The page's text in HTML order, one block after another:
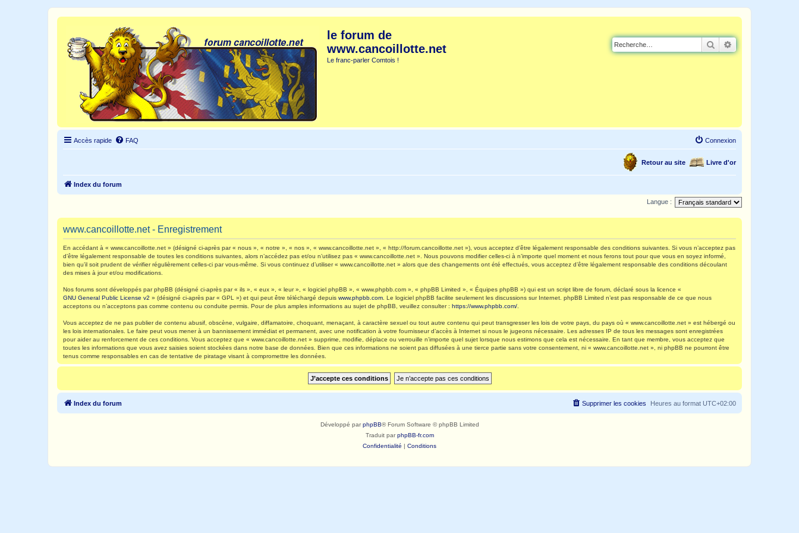
le forum de
www.cancoillotte.net
Le franc-parler Comtois !
Rechercher
Accès rapide FAQ Connexion
Livre d'or
Retour au site
Index du forum
Langue :
www.cancoillotte.net - Enregistrement
En accédant à « www.cancoillotte.net » (désigné ci-après par « nous », « notre », « nos », « www.cancoillotte.net », « http://forum.cancoillotte.net »), vous acceptez d’être légalement responsable des conditions suivantes. Si vous n’acceptez pas
d’être légalement responsable de toutes les conditions suivantes, alors n’accédez pas et/ou n’utilisez pas « www.cancoillotte.net ». Nous pouvons modifier celles-ci à n’importe quel moment et nous ferons tout pour que vous en soyez informé,
bien qu’il soit prudent de vérifier régulièrement celles-ci par vous-même. Si vous continuez d’utiliser « www.cancoillotte.net » alors que des changements ont été effectués, vous acceptez d’être légalement responsable des conditions découlant
des mises à jour et/ou modifications.
Nos forums sont développés par phpBB (désigné ci-après par « ils », « eux », « leur », « logiciel phpBB », « www.phpbb.com », « phpBB Limited », « Équipes phpBB ») qui est un script libre de forum, déclaré sous la licence «
GNU General Public License v2 » (désigné ci-après par « GPL ») et qui peut être téléchargé depuis www.phpbb.com . Le logiciel phpBB facilite seulement les discussions sur Internet. phpBB Limited n’est pas responsable de ce que nous
acceptons ou n’acceptons pas comme contenu ou conduite permis. Pour de plus amples informations au sujet de phpBB, veuillez consulter : https://www.phpbb.com/
Vous acceptez de ne pas publier de contenu abusif, obscène, vulgaire, diffamatoire, choquant, menaçant, à caractère sexuel ou tout autre contenu qui peut transgresser les lois de votre pays, du pays où « www.cancoillotte.net » est hébergé ou
les lois internationales. Le faire peut vous mener à un bannissement immédiat et permanent, avec une notification à votre fournisseur d’accès à Internet si nous le jugeons nécessaire. Les adresses IP de tous les messages sont enregistrées
pour aider au renforcement de ces conditions. Vous acceptez que « www.cancoillotte.net » supprime, modifie, déplace ou verrouille n’importe quel sujet lorsque nous estimons que cela est nécessaire. En tant que membre, vous acceptez que
toutes les informations que vous avez saisies soient stockées dans notre base de données. Bien que ces informations ne soient pas diffusées à une tierce partie sans votre consentement, ni « www.cancoillotte.net », ni phpBB ne pourront être
tenus comme responsables en cas de tentative de piratage visant à compromettre les données.
Index du forum Heures au format UTC+02:00
Supprimer les cookies
Développé parphpBB® Forum Software © phpBB Limited
Traduit parphpBB-fr.com
Confidentialité | Conditions